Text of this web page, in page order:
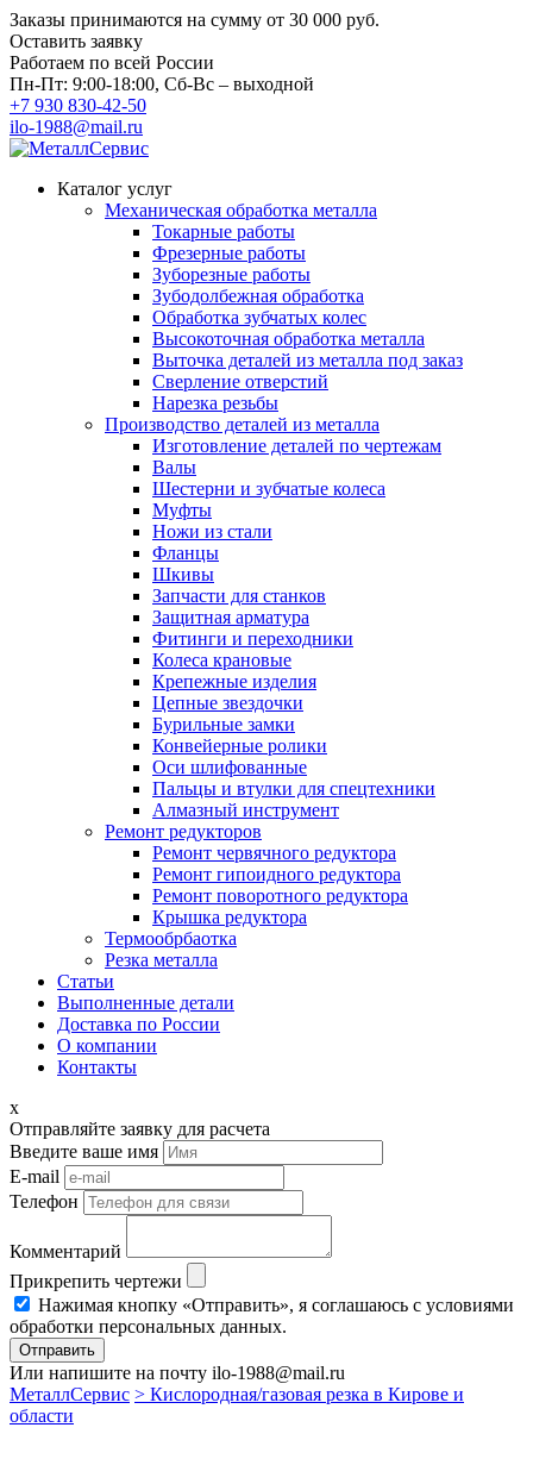
Заказы принимаются на сумму от 30 000 руб.
Оставить заявку
Работаем по всей России
Пн-Пт: 9:00-18:00, Сб-Вс – выходной
+7 930 830-42-50
ilo-1988@mail.ru
Каталог услуг
Механическая обработка металла
Токарные работы
Фрезерные работы
Зуборезные работы
Зубодолбежная обработка
Обработка зубчатых колес
Высокоточная обработка металла
Выточка деталей из металла под заказ
Сверление отверстий
Нарезка резьбы
Производство деталей из металла
Изготовление деталей по чертежам
Валы
Шестерни и зубчатые колеса
Муфты
Ножи из стали
Фланцы
Шкивы
Запчасти для станков
Защитная арматура
Фитинги и переходники
Колеса крановые
Крепежные изделия
Цепные звездочки
Бурильные замки
Конвейерные ролики
Оси шлифованные
Пальцы и втулки для спецтехники
Алмазный инструмент
Ремонт редукторов
Ремонт червячного редуктора
Ремонт гипоидного редуктора
Ремонт поворотного редуктора
Крышка редуктора
Термообрбаотка
Резка металла
Статьи
Выполненные детали
Доставка по России
О компании
Контакты
x
Отправляйте заявку для расчета
Введите ваше имя
E-mail
Телефон
Комментарий
Прикрепить чертежи
Нажимая кнопку «Отправить», я соглашаюсь с условиями
обработки персональных данных.
Отправить
Или напишите на почту ilo-1988@mail.ru
МеталлСервис > Кислородная/газовая резка в Кирове и
области